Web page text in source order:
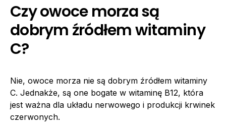
Czy owoce morza są
dobrym źródłem witaminy
C?
Nie, owoce morza nie są dobrym źródłem witaminy
C. Jednakże, są one bogate w witaminę B12, która
jest ważna dla układu nerwowego i produkcji krwinek
czerwonych.